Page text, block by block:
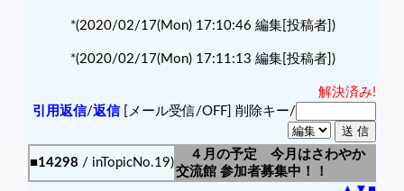
*(2020/02/17(Mon) 17:10:46 編集[投稿者])
*(2020/02/17(Mon) 17:11:13 編集[投稿者])
解決済み!
引用返信/返信[メール受信/OFF] 削除キー/
■14298 / inTopicNo.19)
４月の予定 今月はさわやか
交流館 参加者募集中！！